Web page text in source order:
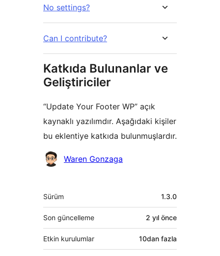
No settings?
Can I contribute?
Katkıda Bulunanlar ve
Geliştiriciler
“Update Your Footer WP” açık
kaynaklı yazılımdır. Aşağıdaki kişiler
bu eklentiye katkıda bulunmuşlardır.
KatkıdaWaren Gonzaga
Meta
Sürüm 1.3.0
Son güncelleme 2 yıl önce
Etkin kurulumlar 10dan fazla